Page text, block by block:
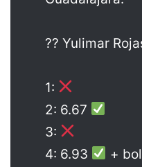
?? Yulimar
1:
2: 6.67
3:
4: 6.93
+